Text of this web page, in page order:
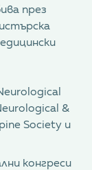
през
&
Society и
конгреси